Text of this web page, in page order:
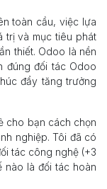
toàn cầu, việc lựa
trị và mục tiêu phát
thiết. Odoo là nền
đúng đối tác Odoo
đẩy tăng trưởng
cho bạn cách chọn
nghiệp. Tôi đã có
tác công nghệ (+3
nào là đối tác hoàn